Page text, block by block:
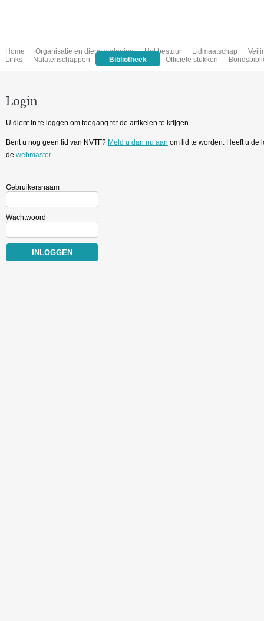
Home Organisatie en dienstverlening Het bestuur Lidmaatschap
Links
Nalatenschappen Bibliotheek Officiële stukken
Login
U dient in te loggen om toegang tot de artikelen te krijgen.
Bent u nog geen lid van NVTF? Meld u dan nu aan om lid te worden. Heeft u de
de webmaster.
Gebruikersnaam
Wachtwoord